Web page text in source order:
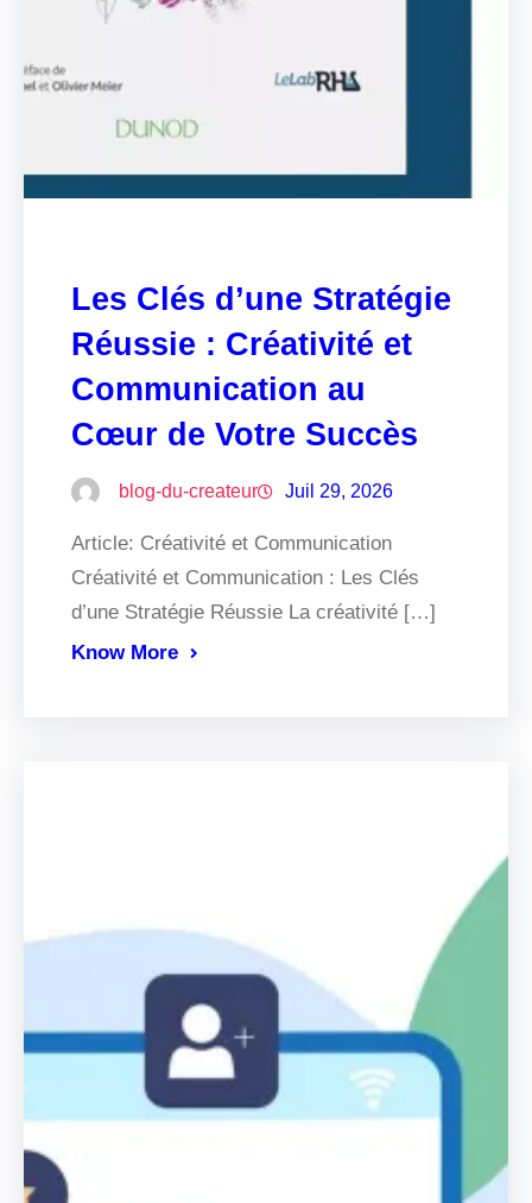
Les Clés d’une Stratégie
Réussie : Créativité et
Communication au
Cœur de Votre Succès
blog-du-createur Juil 29, 2026
Article: Créativité et Communication
Créativité et Communication : Les Clés
d’une Stratégie Réussie La créativité […]
Know More